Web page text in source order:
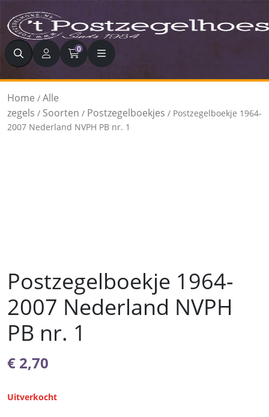
Zoeken 0
Home / Alle
zegels / Soorten / Postzegelboekjes / Postzegelboekje 1964-
2007 Nederland NVPH PB nr. 1
Postzegelboekje 1964-
2007 Nederland NVPH
PB nr. 1
€ 2,70
Uitverkocht